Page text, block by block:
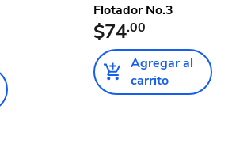
Flotador No.3
$74.00
Agregar al
carrito